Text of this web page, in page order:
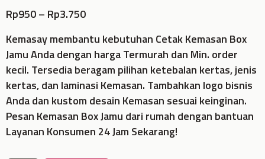
Rp950– Rp3.750
Kemasay membantu kebutuhan Cetak Kemasan Box
Jamu Anda dengan harga Termurah dan Min. order
kecil. Tersedia beragam pilihan ketebalan kertas, jenis
kertas, dan laminasi Kemasan. Tambahkan logo bisnis
Anda dan kustom desain Kemasan sesuai keinginan.
Pesan Kemasan Box Jamu dari rumah dengan bantuan
Layanan Konsumen 24 Jam Sekarang!